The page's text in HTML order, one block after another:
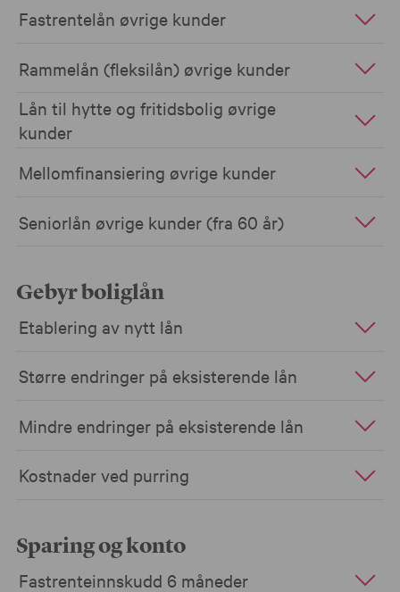
Fastrentelån øvrige kunder
Rammelån (fleksilån) øvrige kunder
Lån til hytte og fritidsbolig øvrige
kunder
Mellomfinansiering øvrige kunder
Seniorlån øvrige kunder (fra 60 år)
Gebyr boliglån
Etablering av nytt lån
Større endringer på eksisterende lån
Mindre endringer på eksisterende lån
Kostnader ved purring
Sparing og konto
Fastrenteinnskudd 6 måneder